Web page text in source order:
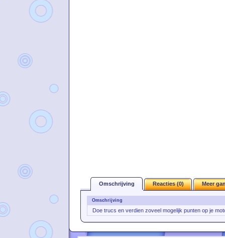
Omschrijving Reacties (0) Meer
Omschrijving
Doe trucs en verdien zoveel mogelijk punten op je